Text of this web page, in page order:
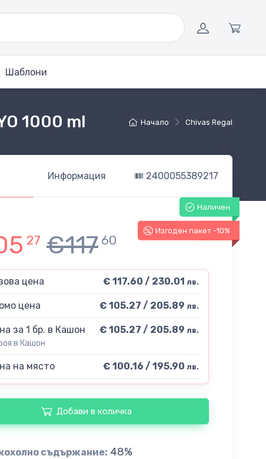
Шаблони
Начало Chivas Regal
1000 ml
Информация 2400055389217
Наличен
-10%
Изгоден пакет -10%
27 €117 60
цена € 117.60 / 230.01 лв.
цена € 105.27 / 205.89 лв.
за 1 бр. в Кашон
в Кашон
€ 105.27 / 205.89 лв.
на място € 100.16 / 195.90 лв.
Добави в количка
съдържание: 48%